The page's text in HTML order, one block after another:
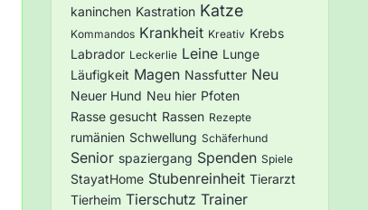
kaninchen Kastration Katze
Kommandos Krankheit Kreativ Krebs
Labrador Leckerlie Leine Lunge
Läufigkeit Magen Nassfutter Neu
Neuer Hund Neu hier Pfoten
Rasse gesucht Rassen Rezepte
rumänien Schwellung Schäferhund
Senior spaziergang Spenden Spiele
StayatHome Stubenreinheit Tierarzt
Tierheim Tierschutz Trainer